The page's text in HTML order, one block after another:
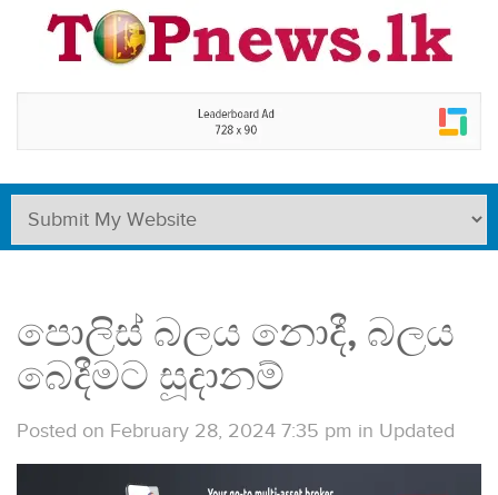
පොලිස් බලය නොදී, බලය
බෙදීමට සූදානම්
Posted on February 28, 2024 7:35 pm in Updated